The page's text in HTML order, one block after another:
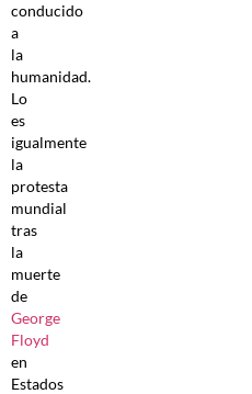
conducido
a
la
humanidad.
Lo
es
igualmente
la
protesta
mundial
tras
la
muerte
de
George
Floyd
en
Estados